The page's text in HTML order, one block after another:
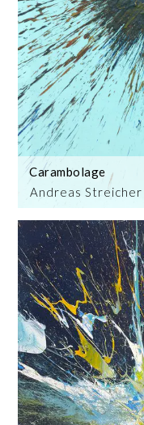
Andreas Streicher
Carambolage